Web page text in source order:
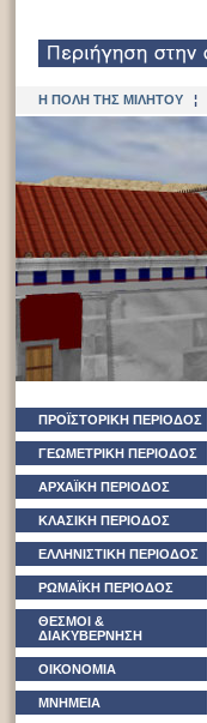
Η ΠΟΛΗ ΤΗΣ ΜΙΛΗΤΟΥ¦
ΠΡΟΪΣΤΟΡΙΚΗ ΠΕΡΙΟΔΟΣ
ΓΕΩΜΕΤΡΙΚΗ ΠΕΡΙΟΔΟΣ
ΑΡΧΑΪΚΗ ΠΕΡΙΟΔΟΣ
ΚΛΑΣΙΚΗ ΠΕΡΙΟΔΟΣ
ΕΛΛΗΝΙΣΤΙΚΗ ΠΕΡΙΟΔΟΣ
ΡΩΜΑΪΚΗ ΠΕΡΙΟΔΟΣ
ΘΕΣΜΟΙ &
ΔΙΑΚΥΒΕΡΝΗΣΗ
ΟΙΚΟΝΟΜΙΑ
ΜΝΗΜΕΙΑ